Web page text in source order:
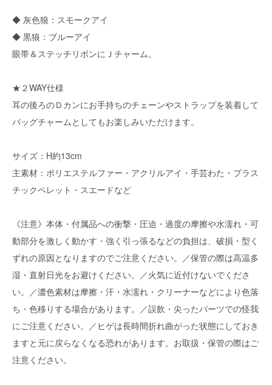
◆ 灰色狼：スモークアイ
◆ 黒狼：ブルーアイ
眼帯＆ステッチリボンにＪチャーム。
★２WAY仕様
耳の後ろのＤカンにお手持ちのチェーンやストラップを装着して
バッグチャームとしてもお楽しみいただけます。
サイズ：H約13cm
主素材：ポリエステルファー・アクリルアイ・手芸わた・プラス
チックペレット・スエードなど
《注意》本体・付属品への衝撃・圧迫・過度の摩擦や水濡れ・可
動部分を激しく動かす・強く引っ張るなどの負担は、破損・型く
ずれの原因となりますのでご注意ください。／保管の際は高温多
湿・直射日光をお避けください。／火気に近付けないでくださ
い。／濃色素材は摩擦・汗・水濡れ・クリーナーなどにより色落
ち・色移りする場合があります。／誤飲・尖ったパーツでの怪我
にご注意ください。／ヒゲは長時間折れ曲がった状態にしておき
ますと元に戻らなくなる恐れがあります。お取扱・保管の際はご
注意ください。